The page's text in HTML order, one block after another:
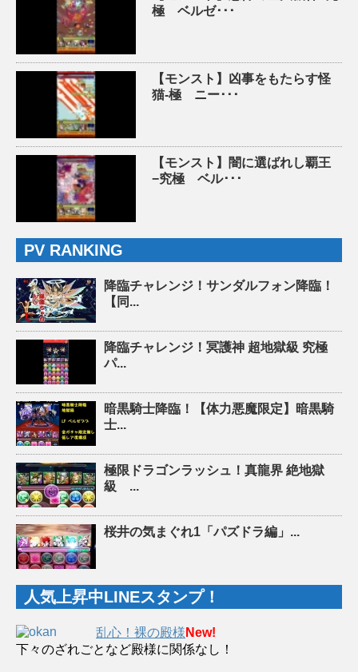
極 ベルゼ･･･
【モンスト】凶事をもたらす怪
猫-極 ニー･･･
【モンスト】闇に選ばれし覇王
−究極 ベル･･･
PV RANKING
降臨チャレンジ！サンダルフォン降臨！
【同...
降臨チャレンジ！冥護神 超地獄級 究極
パ...
暗黒騎士降臨！【体力悪魔限定】暗黒騎
士...
極限ドラゴンラッシュ！真龍界 絶地獄
級 ...
桜井の気まぐれ1「パズドラ編」...
人気上昇中LINEスタンプ！
乱心！裸の殿様 New!
下々のざれごとなど殿様に関係なし！